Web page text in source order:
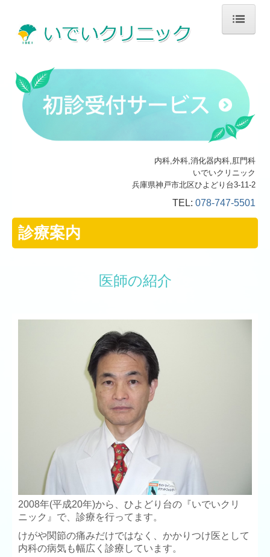
診療案内
検査について
内科,外科,消化器内科,肛門科
いでいクリニック
兵庫県神戸市北区ひよどり台3-11-2
TEL: 078-747-5501
診療案内
医師の紹介
2008年(平成20年)から、ひよどり台の『いでいクリ
ニック』で、診療を行ってます。
けがや関節の痛みだけではなく、かかりつけ医として
内科の病気も幅広く診療しています。